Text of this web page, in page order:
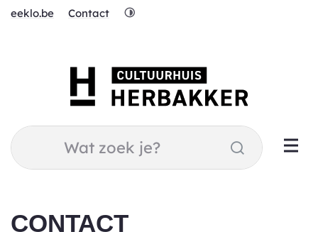
eeklo.be Contact
Cultuurhuis
Herbakker
Wat
zoek
je?
Zoeken
CONTACT